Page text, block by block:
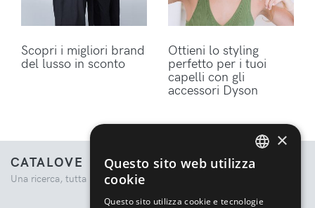
Scopri i migliori brand
del lusso in sconto
Ottieni lo styling
perfetto per i tuoi
capelli con gli
accessori Dyson
CATALOVE
Una ricerca, tutta la moda.
×
Questo sito web utilizza
cookie
Questo sito utilizza cookie e tecnologie